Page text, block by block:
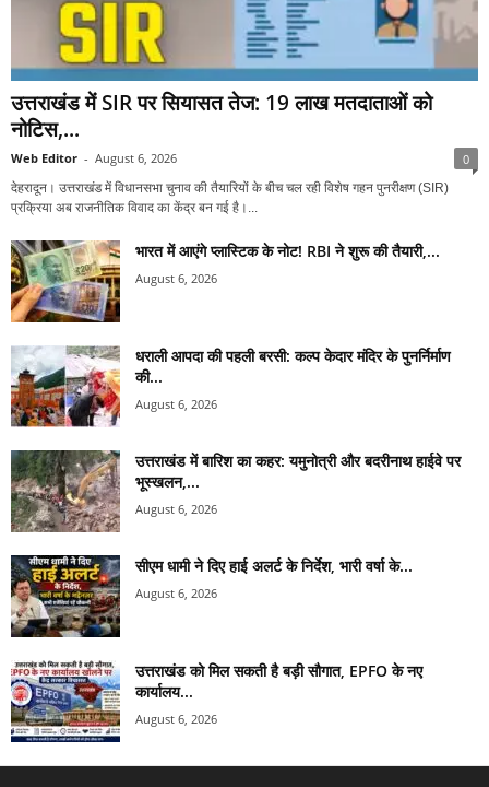
उत्तराखंड में SIR पर सियासत तेज: 19 लाख मतदाताओं को
नोटिस,...
Web Editor - August 6, 2026 0
देहरादून। उत्तराखंड में विधानसभा चुनाव की तैयारियों के बीच चल रही विशेष गहन पुनरीक्षण (SIR)
प्रक्रिया अब राजनीतिक विवाद का केंद्र बन गई है।...
भारत में आएंगे प्लास्टिक के नोट! RBI ने शुरू की तैयारी,...
August 6, 2026
धराली आपदा की पहली बरसी: कल्प केदार मंदिर के पुनर्निर्माण
की...
August 6, 2026
उत्तराखंड में बारिश का कहर: यमुनोत्री और बदरीनाथ हाईवे पर
भूस्खलन,...
August 6, 2026
सीएम धामी ने दिए हाई अलर्ट के निर्देश, भारी वर्षा के...
August 6, 2026
उत्तराखंड को मिल सकती है बड़ी सौगात, EPFO के नए
कार्यालय...
August 6, 2026